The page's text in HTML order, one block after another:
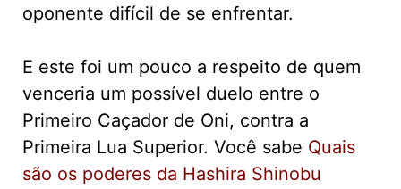
oponente difícil de se enfrentar.
E este foi um pouco a respeito de quem
venceria um possível duelo entre o
Primeiro Caçador de Oni, contra a
Primeira Lua Superior. Você sabe Quais
são os poderes da Hashira Shinobu